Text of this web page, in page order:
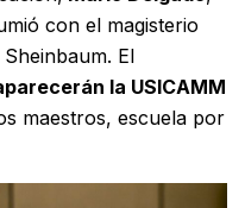
con el magisterio
El
la USICAMM
maestros, escuela por